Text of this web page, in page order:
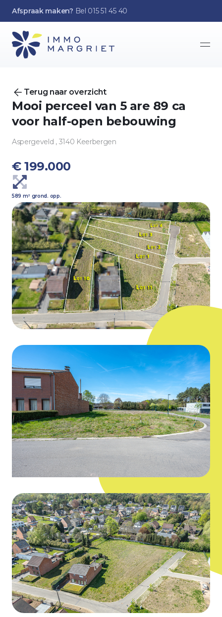
Afspraak maken? Bel 015 51 45 40
Terug naar overzicht
Mooi perceel van 5 are 89 ca
voor half-open bebouwing
Aspergeveld , 3140 Keerbergen
€ 199.000
589 m² grond. opp.